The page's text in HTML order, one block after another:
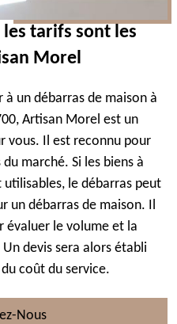
tarifs sont les
Morel
à un débarras de maison à
Artisan Morel est un
vous. Il est reconnu pour
marché. Si les biens à
le débarras peut
un débarras de maison. Il
évaluer le volume et la
devis sera alors établi
coût du service.
Nous